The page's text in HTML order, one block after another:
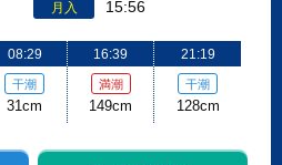
月入 15:56
08:29
干潮
31cm
16:39
満潮
149cm
21:19
干潮
128cm